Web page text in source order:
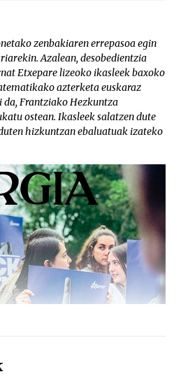
zenbakiaren errepasoa egin
Azalean, desobedientzia
Etxepare lizeoko ikasleek baxoko
azterketa euskaraz
Frantziako Hezkuntza
ostean. Ikasleek salatzen dute
hizkuntzan ebaluatuak izateko